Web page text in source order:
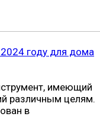
году для дома
имеющий
различным целям.
в